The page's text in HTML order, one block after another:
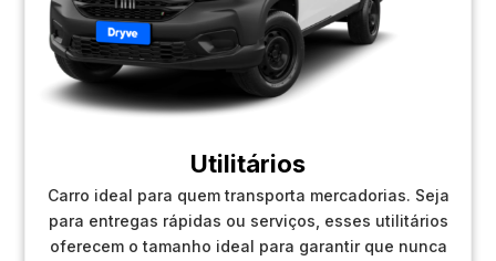
Utilitários
Carro ideal para quem transporta mercadorias. Seja
para entregas rápidas ou serviços, esses utilitários
oferecem o tamanho ideal para garantir que nunca